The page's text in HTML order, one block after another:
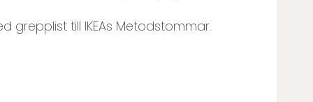
grepplist till IKEAs Metodstommar.